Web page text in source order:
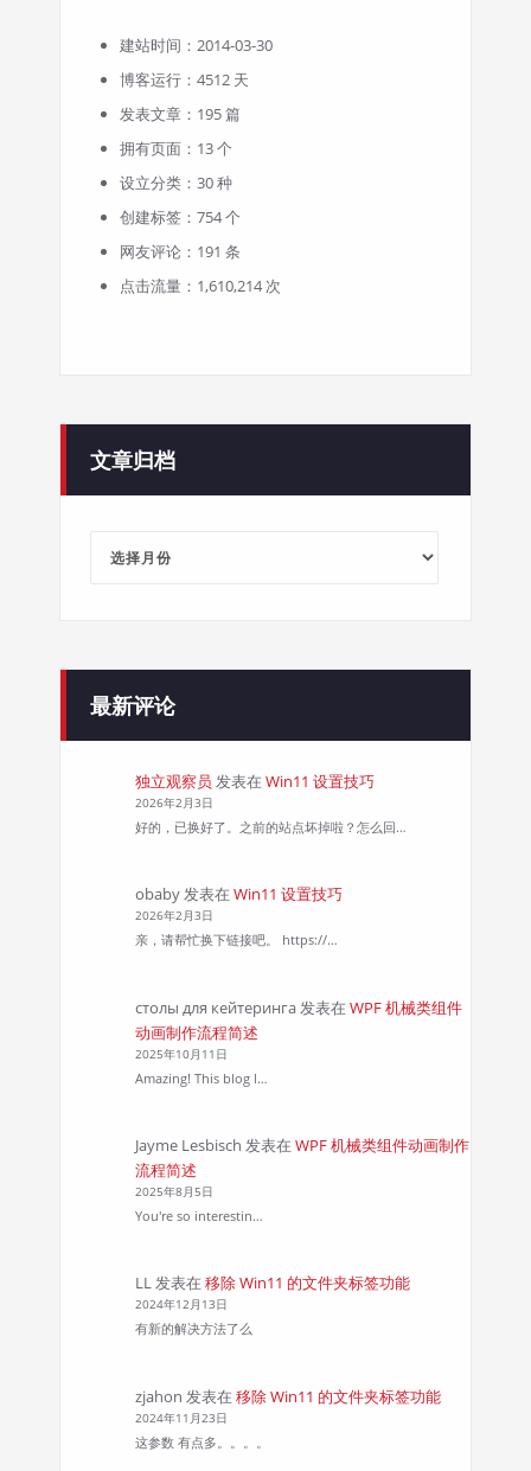
建站时间：2014-03-30
博客运行：4512 天
发表文章：195 篇
拥有页面：13 个
设立分类：30 种
创建标签：754 个
网友评论：191 条
点击流量：1,610,214 次
文章归档
最新评论
独立观察员 发表在 Win11 设置技巧
2026年2月3日
好的，已换好了。之前的站点坏掉啦？怎么回…
obaby发表在 Win11 设置技巧
2026年2月3日
亲，请帮忙换下链接吧。 https://…
столы для кейтеринга发表在 WPF 机械类组件
动画制作流程简述
2025年10月11日
Amazing! This blog l…
Jayme Lesbisch 发表在 WPF 机械类组件动画制作
流程简述
2025年8月5日
You're so interestin…
LL发表在 移除 Win11 的文件夹标签功能
2024年12月13日
有新的解决方法了么
zjahon 发表在 移除 Win11 的文件夹标签功能
2024年11月23日
这参数 有点多。。。。